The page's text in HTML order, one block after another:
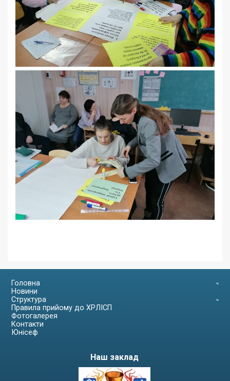
Головна
Новини
Структура
Правила прийому до ХРЛІСП
Фотогалерея
Контакти
Юнісеф
Наш заклад